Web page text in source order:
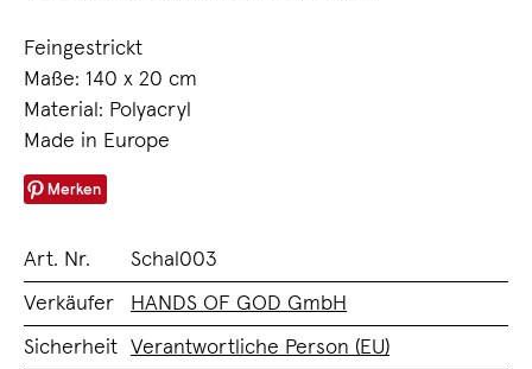
Feingestrickt
Maße: 140 x 20 cm
Material: Polyacryl
Made in Europe
Merken
Art. Nr. Schal003
Verkäufer HANDS OF GOD GmbH
Sicherheit Verantwortliche Person (EU)